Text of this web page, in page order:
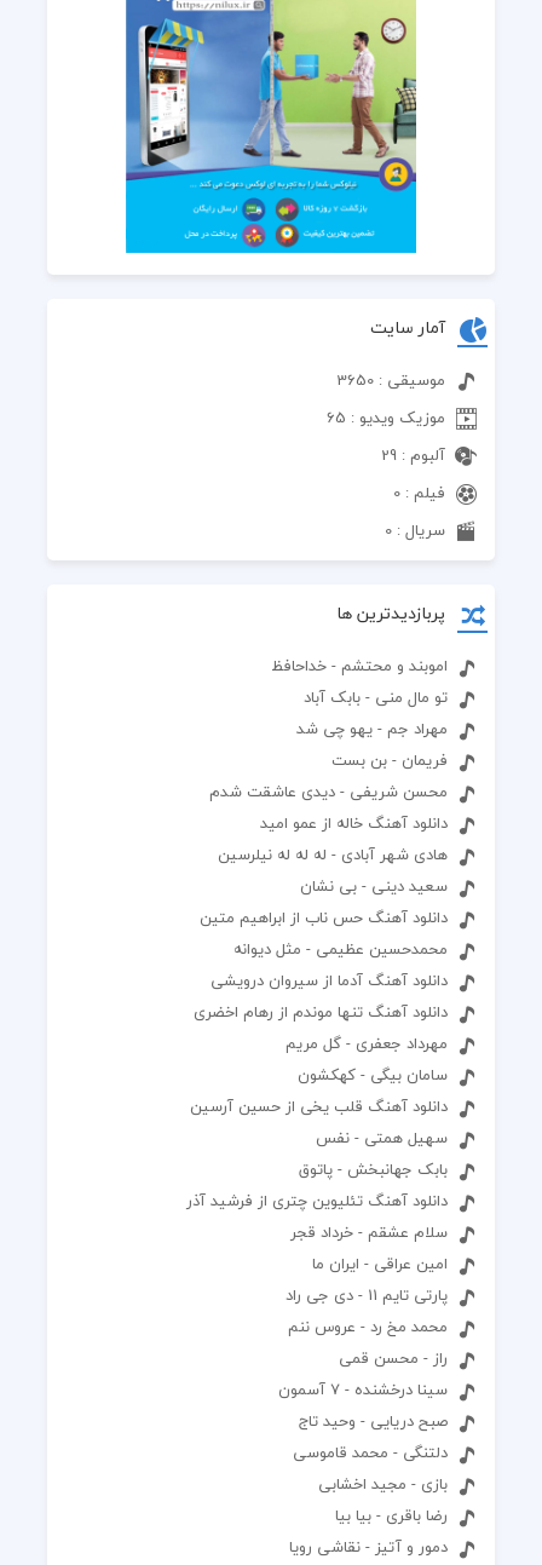
آمار سایت
موسیقی : 3650
موزیک ویدیو : 65
آلبوم : 29
فیلم : 0
سریال : 0
پربازدیدترین ها
اموبند و محتشم - خداحافظ
تو مال منی - بابک آباد
مهراد جم - یهو چی شد
فریمان - بن بست
محسن شریفی - دیدی عاشقت شدم
دانلود آهنگ خاله از عمو امید
هادی شهر آبادی - له له له نیلرسین
سعید دینی - بی نشان
دانلود آهنگ حس ناب از ابراهیم متین
محمدحسین عظیمی - مثل دیوانه
دانلود آهنگ آدما از سیروان درویشی
دانلود آهنگ تنها موندم از رهام اخضری
مهرداد جعفری - گل مریم
سامان بیگی - کهکشون
دانلود آهنگ قلب یخی از حسین آرسین
سهیل همتی - نفس
بابک جهانبخش - پاتوق
دانلود آهنگ تئلیوین چتری از فرشید آذر
سلام عشقم - خرداد قجر
امین عراقی - ایران ما
پارتی تایم 11 - دی جی راد
محمد مخ رد - عروس ننم
راز - محسن قمی
سینا درخشنده - 7 آسمون
صبح دریایی - وحید تاج
دلتنگی - محمد قاموسی
بازی - مجید اخشابی
رضا باقری - بیا بیا
دمور و آتیز - نقاشی رویا